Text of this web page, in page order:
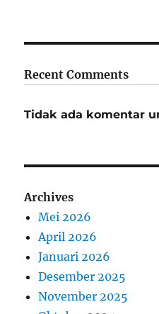
Recent Comments
Tidak ada komentar
Archives
Mei 2026
April 2026
Januari 2026
Desember 2025
November 2025